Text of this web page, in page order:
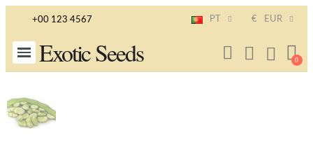
+00 123 4567 PT € EUR
Exotic Seeds